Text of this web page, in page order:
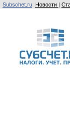
Subschet.ru: Новости |